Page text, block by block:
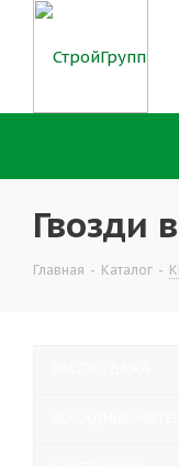
Гвозди
Главная - Каталог -